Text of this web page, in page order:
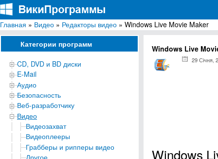
ВикиПрограммы
Энциклопедия бесплатных компьютерных программ для Windows
Главная » Видео » Редакторы видео » Windows Live Movie Maker
Категории программ
CD, DVD и BD диски
E-Mail
Аудио
Безопасность
Веб-разработчику
Видео
Видеозахват
Видеоплееры
Грабберы и рипперы видео
Другое
Windows Live
29 Січня,
Windows